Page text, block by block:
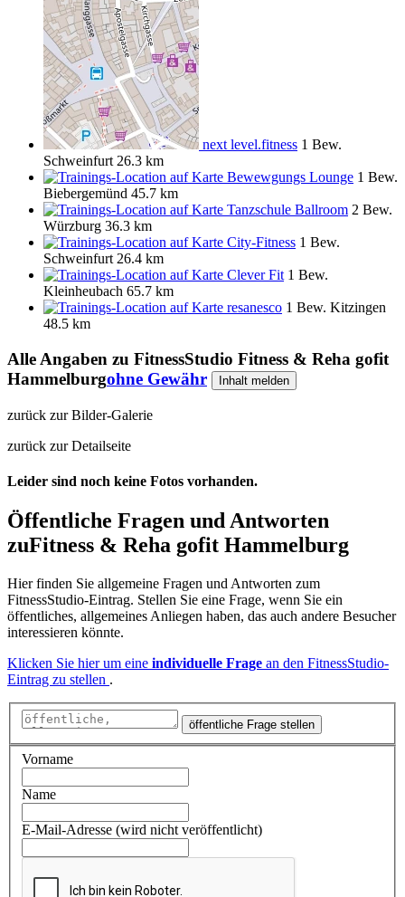
next level.fitness 1 Bew.
Schweinfurt 26.3 km
Bewewgungs Lounge 1 Bew.
Biebergemünd 45.7 km
Tanzschule Ballroom 2 Bew.
Würzburg 36.3 km
City-Fitness 1 Bew.
Schweinfurt 26.4 km
Clever Fit 1 Bew.
Kleinheubach 65.7 km
resanesco 1 Bew. Kitzingen
48.5 km
Alle Angaben zu FitnessStudio Fitness & Reha gofit
Hammelburgohne Gewähr Inhalt melden
zurück zur Bilder-Galerie
zurück zur Detailseite
Leider sind noch keine Fotos vorhanden.
Öffentliche Fragen und Antworten
zuFitness & Reha gofit Hammelburg
Hier finden Sie allgemeine Fragen und Antworten zum
FitnessStudio-Eintrag. Stellen Sie eine Frage, wenn Sie ein
öffentliches, allgemeines Anliegen haben, das auch andere Besucher
interessieren könnte.
Klicken Sie hier um eine individuelle Frage an den FitnessStudio-
Eintrag zu stellen .
öffentliche Frage stellen
Vorname
Name
E-Mail-Adresse (wird nicht veröffentlicht)